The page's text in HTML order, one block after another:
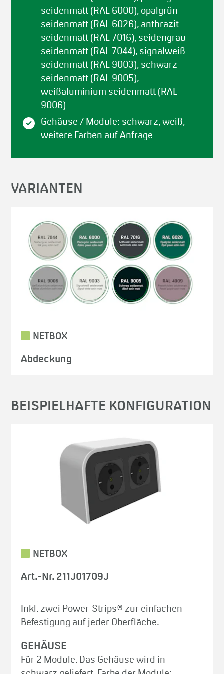
seidenmatt (RAL 6000), opalgrün
seidenmatt (RAL 6026), anthrazit
seidenmatt (RAL 7016), seidengrau
seidenmatt (RAL 7044), signalweiß
seidenmatt (RAL 9003), schwarz
seidenmatt (RAL 9005),
weißaluminium seidenmatt (RAL
9006)
Gehäuse / Module: schwarz, weiß,
weitere Farben auf Anfrage
VARIANTEN
NETBOX
Abdeckung
BEISPIELHAFTE KONFIGURATION
NETBOX
Art.-Nr. 211J01709J
Inkl. zwei Power-Strips® zur einfachen
Befestigung auf jeder Oberfläche.
GEHÄUSE
Für 2 Module. Das Gehäuse wird in